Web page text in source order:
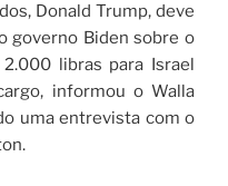
Donald Trump, deve
governo Biden sobre o
libras para Israel
informou o Walla
uma entrevista com o